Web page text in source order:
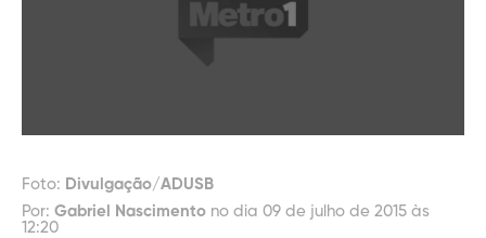
Foto: Divulgação/ADUSB
Por: Gabriel Nascimento no dia 09 de julho de 2015 às
12:20